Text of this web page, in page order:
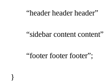
“header header header”
“sidebar content content”
“footer footer footer”;
}